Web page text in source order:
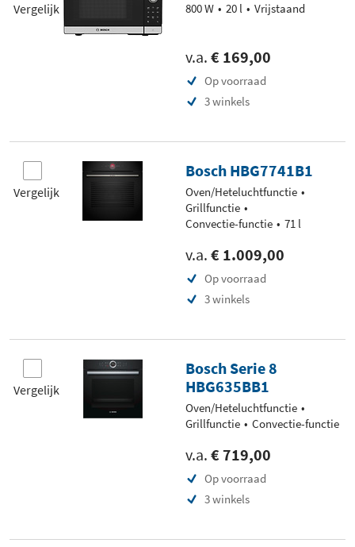
Vergelijk 800 W 20 l Vrijstaand
v.a. € 169,00
Op voorraad
3 winkels
Vergelijk
Bosch HBG7741B1
Oven/Heteluchtfunctie
Grillfunctie
Convectie-functie
71 l
v.a. € 1.009,00
Op voorraad
3 winkels
Vergelijk
Bosch Serie 8
HBG635BB1
Oven/Heteluchtfunctie
Grillfunctie
Convectie-functie
v.a. € 719,00
Op voorraad
3 winkels